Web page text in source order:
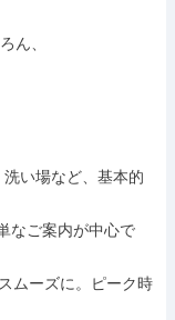
ん、
い場など、基本的
なご案内が中心で
ムーズに。ピーク時